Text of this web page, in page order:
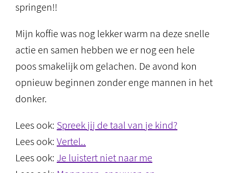
springen!!
Mijn koffie was nog lekker warm na deze snelle
actie en samen hebben we er nog een hele
poos smakelijk om gelachen. De avond kon
opnieuw beginnen zonder enge mannen in het
donker.
Lees ook: Spreek jij de taal van je kind?
Lees ook: Vertel..
Lees ook: Je luistert niet naar me